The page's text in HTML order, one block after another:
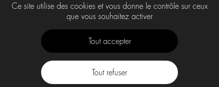
Ce site utilise des cookies et vous donne le contrôle sur ceux
que vous souhaitez activer
Tout accepter
Tout refuser